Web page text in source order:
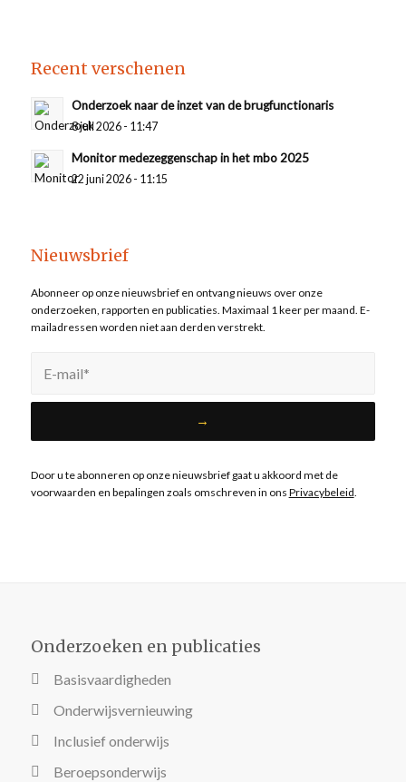
Recent verschenen
Onderzoek naar de inzet van de brugfunctionaris
8 juli 2026 - 11:47
Monitor medezeggenschap in het mbo 2025
22 juni 2026 - 11:15
Nieuwsbrief
Abonneer op onze nieuwsbrief en ontvang nieuws over onze
onderzoeken, rapporten en publicaties. Maximaal 1 keer per maand. E-
mailadressen worden niet aan derden verstrekt.
Door u te abonneren op onze nieuwsbrief gaat u akkoord met de
voorwaarden en bepalingen zoals omschreven in ons Privacybeleid
Onderzoeken en publicaties
Basisvaardigheden
Onderwijsvernieuwing
Inclusief onderwijs
Beroepsonderwijs